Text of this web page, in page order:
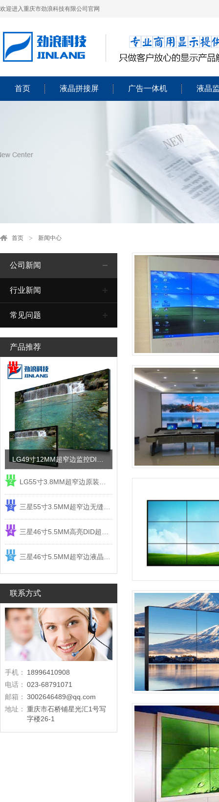
欢迎进入重庆市劲浪科技有限公司官网
首页 液晶拼接屏 广告一体机 液晶
首页 新闻中心
公司新闻
行业新闻
常见问题
产品推荐
1
2
3
4
5
联系方式
手机：
18996410908
电话： 023-68791071
邮箱： 3002646489@qq.com
地址： 重庆市石桥铺星光汇1号写
字楼26-1